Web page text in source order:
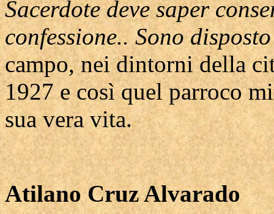
Sacerdote deve saper
confessione.. Sono
campo, nei dintorni della
1927 e così quel parroco
sua vera vita.
Atilano Cruz Alvarado